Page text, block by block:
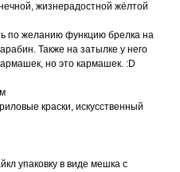
жизнерадостной жёлтой
по желанию функцию брелка на
Также на затылке у него
но это кармашек. :D
краски, искусственный
упаковку в виде мешка с